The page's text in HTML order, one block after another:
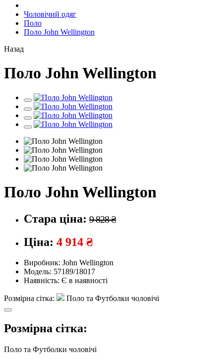
Чоловічий одяг
Поло
Поло John Wellington
Назад
Поло John Wellington
Поло John Wellington
Стара ціна: 9 828 ₴
Ціна: 4 914 ₴
Виробник: John Wellington
Модель: 57189/18017
Наявність: Є в наявності
Розмірна сітка: Поло та Футболки чоловічі
Розмірна сітка:
Поло та Футболки чоловічі